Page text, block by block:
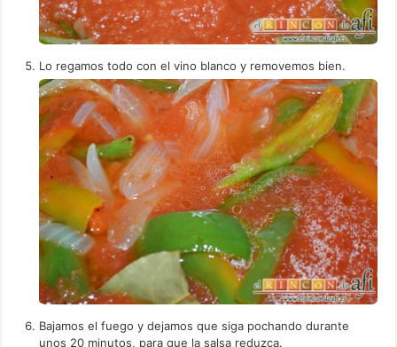
Lo regamos todo con el vino blanco y removemos bien.
Bajamos el fuego y dejamos que siga pochando durante
unos 20 minutos, para que la salsa reduzca.